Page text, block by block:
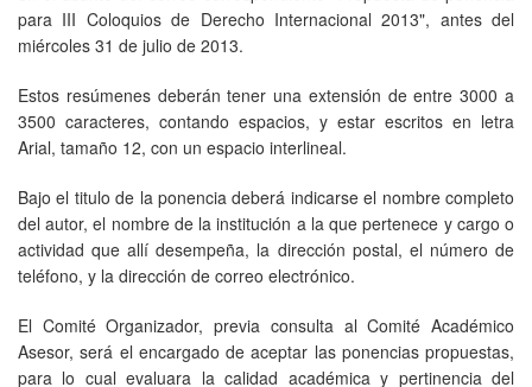
para III Coloquios de Derecho Internacional 2013", antes del
miércoles 31 de julio de 2013.
Estos resúmenes deberán tener una extensión de entre 3000 a
3500 caracteres, contando espacios, y estar escritos en letra
Arial, tamaño 12, con un espacio interlineal.
Bajo el titulo de la ponencia deberá indicarse el nombre completo
del autor, el nombre de la institución a la que pertenece y cargo o
actividad que allí desempeña, la dirección postal, el número de
teléfono, y la dirección de correo electrónico.
El Comité Organizador, previa consulta al Comité Académico
Asesor, será el encargado de aceptar las ponencias propuestas,
para lo cual evaluara la calidad académica y pertinencia del